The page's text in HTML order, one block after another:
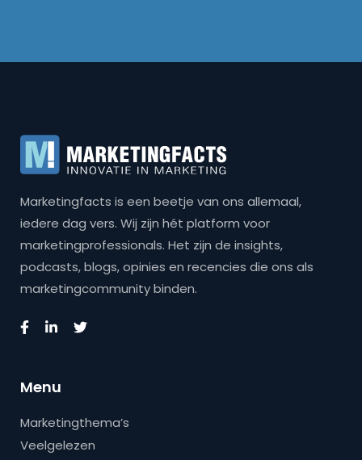
Marketingfacts is een beetje van ons allemaal,
iedere dag vers. Wij zijn hét platform voor
marketingprofessionals. Het zijn de insights,
podcasts, blogs, opinies en recencies die ons als
marketingcommunity binden.
Menu
Marketingthema’s
Veelgelezen